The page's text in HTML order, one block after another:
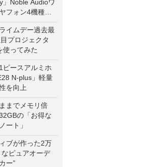
」Noble Audioワ
フォン4機種を
イムデー過去最
プロジェクタ
使ってみた
ピースアルミホ
N-plus」軽量
を向上
までメモリ倍
の「お得な
ート」
ブが作った2万
なピュアオーデ
ー”